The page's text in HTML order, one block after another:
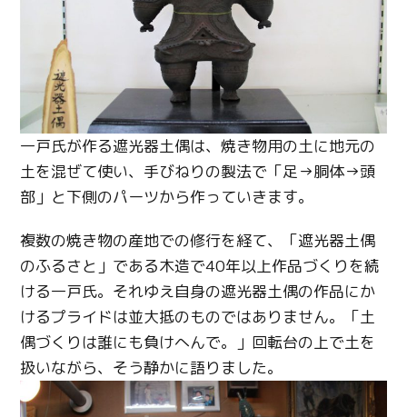
一戸氏が作る遮光器土偶は、焼き物用の土に地元の
土を混ぜて使い、手びねりの製法で「足→胴体→頭
部」と下側のパーツから作っていきます。
複数の焼き物の産地での修行を経て、「遮光器土偶
のふるさと」である木造で40年以上作品づくりを続
ける一戸氏。それゆえ自身の遮光器土偶の作品にか
けるプライドは並大抵のものではありません。「土
偶づくりは誰にも負けへんで。」回転台の上で土を
扱いながら、そう静かに語りました。